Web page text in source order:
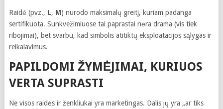
Raidė (pvz., L, M) nurodo maksimalų greitį, kuriam padanga
sertifikuota. Sunkvežimiuose tai paprastai nėra drama (vis tiek
ribojimai), bet svarbu, kad simbolis atitiktų eksploatacijos sąlygas ir
reikalavimus.
PAPILDOMI ŽYMĖJIMAI, KURIUOS
VERTA SUPRASTI
Ne visos raidės ir ženkliukai yra marketingas. Dalis jų yra „ar tiks